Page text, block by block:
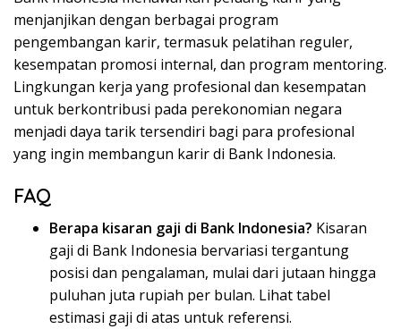
menjanjikan dengan berbagai program
pengembangan karir, termasuk pelatihan reguler,
kesempatan promosi internal, dan program mentoring.
Lingkungan kerja yang profesional dan kesempatan
untuk berkontribusi pada perekonomian negara
menjadi daya tarik tersendiri bagi para profesional
yang ingin membangun karir di Bank Indonesia.
FAQ
Berapa kisaran gaji di Bank Indonesia? Kisaran
gaji di Bank Indonesia bervariasi tergantung
posisi dan pengalaman, mulai dari jutaan hingga
puluhan juta rupiah per bulan. Lihat tabel
estimasi gaji di atas untuk referensi.